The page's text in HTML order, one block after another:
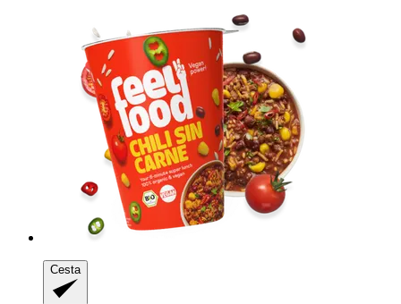
Cesta